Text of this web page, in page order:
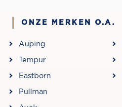
ONZE MERKEN O.A.
Auping
Tempur
Eastborn
Pullman